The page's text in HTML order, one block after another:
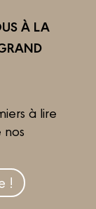
À LA
à lire
!